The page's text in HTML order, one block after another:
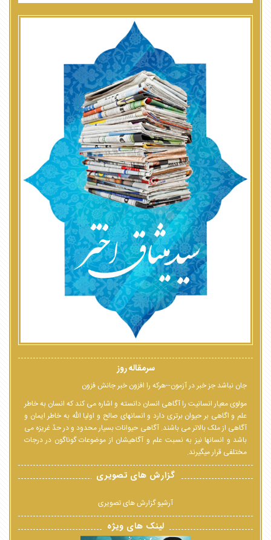
سرمقاله روز
جان نباشد جز خبر در آزمون--هرکه را افزون خبر جانش فزون
مولوی معیار انسانیت را آگاهی انسان دانسته و اشاره می کند که انسان به خاطر
علم و اگاهی بر حیوان برتری دارد و انسانهای صالح و اولیا الله به خاطر ایمان و
آگاهی از ملک بالاتر می باشند. آگاهی حیوانات بسیار محدود و در حدّ غریزه می
باشد و انسانها نیز به نسبت علم و آگاهیشان از موضوعات گوناگون در درجات
مختلفی قرار میگیرند.
گزارش های تصویری
آرشیو گزارش های تصویری
لینک های ویژه